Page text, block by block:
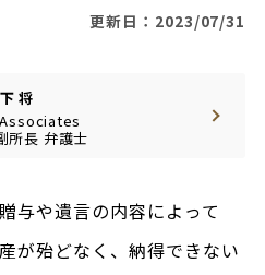
更新日：2023/07/31
将
所長 弁護士
与や遺言の内容によって
が殆どなく、納得できない